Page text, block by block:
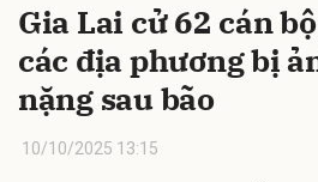
Gia Lai cử 62 cán
các địa phương bị
nặng sau bão
10/10/2025 13:15